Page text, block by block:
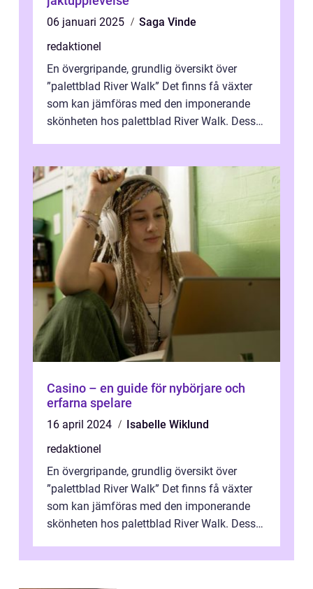
06 januari 2025
Saga Vinde
redaktionel
En övergripande, grundlig översikt över
”palettblad River Walk” Det finns få växter
som kan jämföras med den imponerande
skönheten hos palettblad River Walk. Dess
Casino – en guide för nybörjare och
erfarna spelare
16 april 2024
Isabelle Wiklund
redaktionel
En övergripande, grundlig översikt över
”palettblad River Walk” Det finns få växter
som kan jämföras med den imponerande
skönheten hos palettblad River Walk. Dess